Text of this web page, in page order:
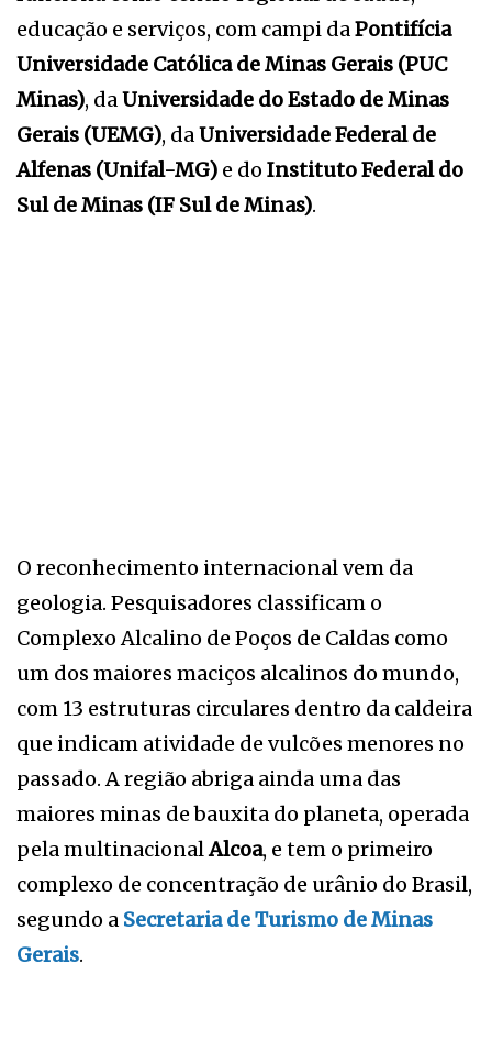
educação e serviços, com campi daPontifícia
Universidade Católica de Minas Gerais (PUC
Minas), daUniversidade do Estado de Minas
Gerais (UEMG), daUniversidade Federal de
Alfenas (Unifal-MG) e do Instituto Federal do
Sul de Minas (IF Sul de Minas).
O reconhecimento internacional vem da
geologia. Pesquisadores classificam o
Complexo Alcalino de Poços de Caldas como
um dos maiores maciços alcalinos do mundo,
com 13 estruturas circulares dentro da caldeira
que indicam atividade de vulcões menores no
passado. A região abriga ainda uma das
maiores minas de bauxita do planeta, operada
pela multinacionalAlcoa, e tem o primeiro
complexo de concentração de urânio do Brasil,
segundo a Secretaria de Turismo de Minas
Gerais.